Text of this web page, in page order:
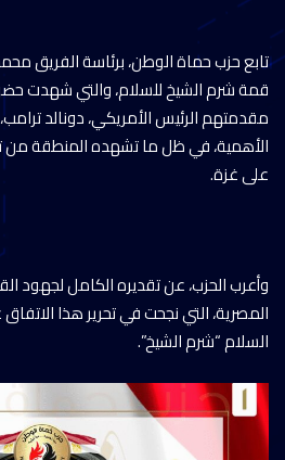
تابع حزب حماة الوطن، برئاسة الفريق
قمة شرم الشيخ للسلام، والتي شهدت
مقدمتهم الرئيس الأمريكي، دونالد
الأهمية، في ظل ما تشهده المنطقة من
على غزة.
وأعرب الحزب، عن تقديره الكامل لجهود
المصرية، التي نجحت في تحرير هذا
السلام “شرم الشيخ”.